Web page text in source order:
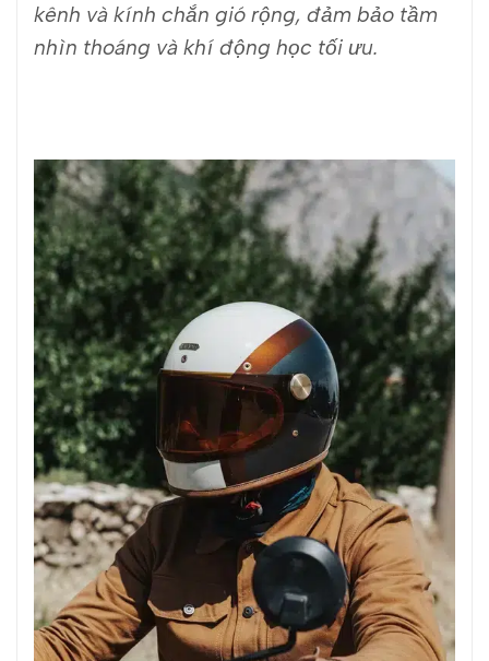
kênh và kính chắn gió rộng, đảm bảo tầm
nhìn thoáng và khí động học tối ưu.